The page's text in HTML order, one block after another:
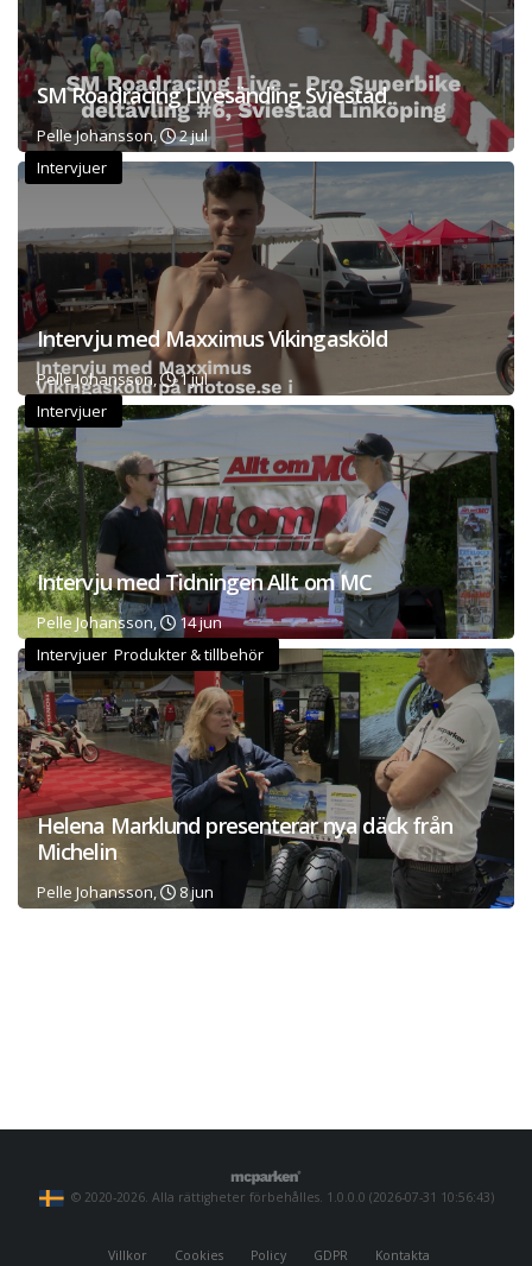
SM Roadracing Livesänding Sviestad
Pelle Johansson,
2 jul
Intervjuer
Intervju med Maxximus Vikingasköld
Pelle Johansson,
1 jul
Intervjuer
Intervju med Tidningen Allt om MC
Pelle Johansson,
14 jun
Intervjuer Produkter & tillbehör
Helena Marklund presenterar nya däck från
Michelin
Pelle Johansson, 8 jun
© 2020-2026. Alla rättigheter förbehålles. 1.0.0.0 (2026-07-31 10:56:43)
Villkor Cookies Policy GDPR Kontakta